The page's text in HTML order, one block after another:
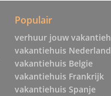
Populair
verhuur jouw
vakantiehuis Nederland
vakantiehuis Belgie
vakantiehuis Frankrijk
vakantiehuis Spanje